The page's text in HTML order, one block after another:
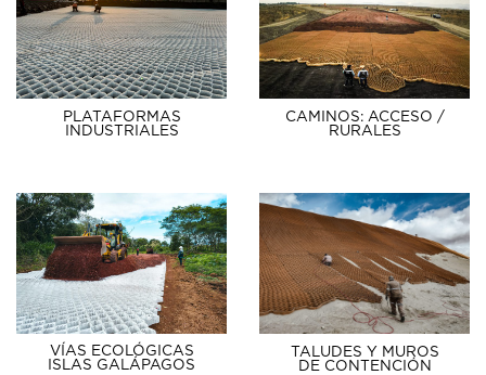
PLATAFORMAS
INDUSTRIALES
CAMINOS: ACCESO /
RURALES
VÍAS ECOLÓGICAS
ISLAS GALÁPAGOS
TALUDES Y MUROS
DE CONTENCIÓN